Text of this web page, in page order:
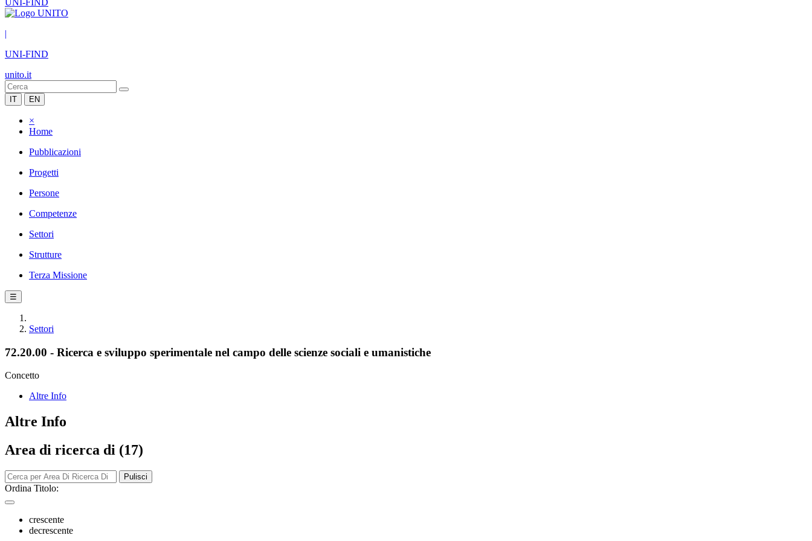
UNI-FIND
|
UNI-FIND
unito.it
IT EN
×
Home
Pubblicazioni
Progetti
Persone
Competenze
Settori
Strutture
Terza Missione
☰
Settori
72.20.00 - Ricerca e sviluppo sperimentale nel campo delle scienze sociali e umanistiche
Concetto
Altre Info
Altre Info
Area di ricerca di (17)
Pulisci
Ordina Titolo:
crescente
decrescente